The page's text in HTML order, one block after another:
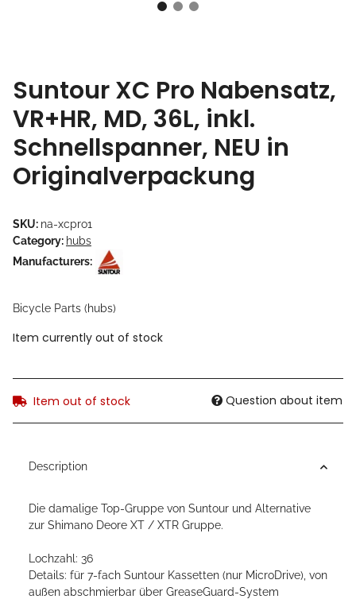
Suntour XC Pro Nabensatz,
VR+HR, MD, 36L, inkl.
Schnellspanner, NEU in
Originalverpackung
SKU: na-xcpro1
Category: hubs
Manufacturers:
Bicycle Parts (hubs)
Item currently out of stock
Item out of stock Question about item
Description
Die damalige Top-Gruppe von Suntour und Alternative
zur Shimano Deore XT / XTR Gruppe.
Lochzahl: 36
Details: für 7-fach Suntour Kassetten (nur MicroDrive), von
außen abschmierbar über GreaseGuard-System